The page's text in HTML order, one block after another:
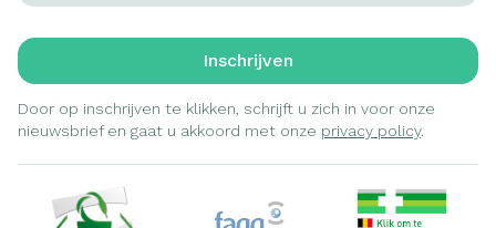
Inschrijven
Door op inschrijven te klikken, schrijft u zich in voor onze
nieuwsbrief en gaat u akkoord met onze privacy policy.